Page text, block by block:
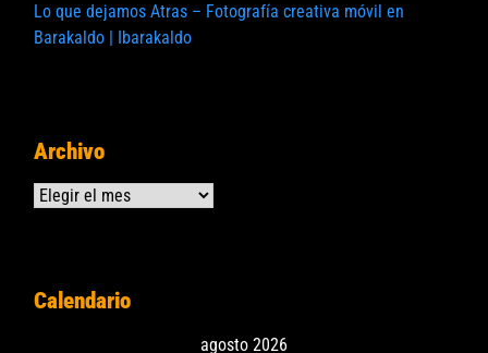
Lo que dejamos Atras – Fotografía creativa móvil en
Barakaldo | Ibarakaldo
Archivo
Archivos
Calendario
agosto 2026